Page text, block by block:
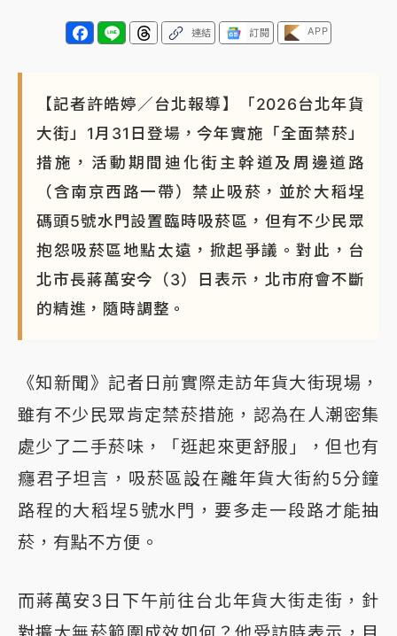
連結 訂閱 APP
【記者許皓婷／台北報導】「2026台北年貨
大街」1月31日登場，今年實施「全面禁菸」
措施，活動期間迪化街主幹道及周邊道路
（含南京西路一帶）禁止吸菸，並於大稻埕
碼頭5號水門設置臨時吸菸區，但有不少民眾
抱怨吸菸區地點太遠，掀起爭議。對此，台
北市長蔣萬安今（3）日表示，北市府會不斷
的精進，隨時調整。
《知新聞》記者日前實際走訪年貨大街現場，
雖有不少民眾肯定禁菸措施，認為在人潮密集
處少了二手菸味，「逛起來更舒服」，但也有
癮君子坦言，吸菸區設在離年貨大街約5分鐘
路程的大稻埕5號水門，要多走一段路才能抽
菸，有點不方便。
而蔣萬安3日下午前往台北年貨大街走街，針